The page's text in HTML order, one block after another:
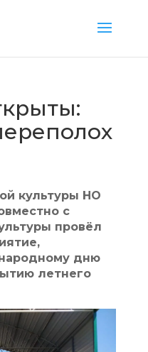
культуры НО
с
провёл
дню
летнего